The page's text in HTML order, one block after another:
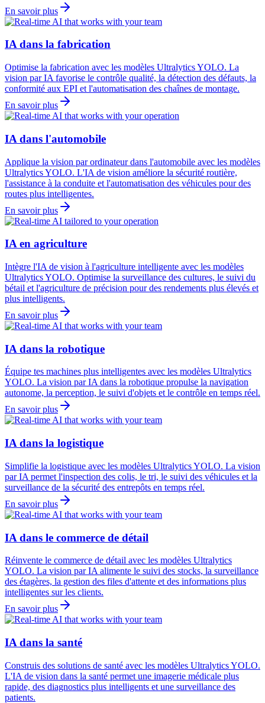
En savoir plus
IA dans la fabrication
Optimise la fabrication avec les modèles Ultralytics YOLO. La
vision par IA favorise le contrôle qualité, la détection des défauts, la
conformité aux EPI et l'automatisation des chaînes de montage.
En savoir plus
IA dans l'automobile
Applique la vision par ordinateur dans l'automobile avec les modèles
Ultralytics YOLO. L'IA de vision améliore la sécurité routière,
l'assistance à la conduite et l'automatisation des véhicules pour des
routes plus intelligentes.
En savoir plus
IA en agriculture
Intègre l'IA de vision à l'agriculture intelligente avec les modèles
Ultralytics YOLO. Optimise la surveillance des cultures, le suivi du
bétail et l'agriculture de précision pour des rendements plus élevés et
plus intelligents.
En savoir plus
IA dans la robotique
Équipe tes machines plus intelligentes avec les modèles Ultralytics
YOLO. La vision par IA dans la robotique propulse la navigation
autonome, la perception, le suivi d'objets et le contrôle en temps réel.
En savoir plus
IA dans la logistique
Simplifie la logistique avec les modèles Ultralytics YOLO. La vision
par IA permet l'inspection des colis, le tri, le suivi des véhicules et la
surveillance de la sécurité des entrepôts en temps réel.
En savoir plus
IA dans le commerce de détail
Réinvente le commerce de détail avec les modèles Ultralytics
YOLO. La vision par IA alimente le suivi des stocks, la surveillance
des étagères, la gestion des files d'attente et des informations plus
intelligentes sur les clients.
En savoir plus
IA dans la santé
Construis des solutions de santé avec les modèles Ultralytics YOLO.
L'IA de vision dans la santé permet une imagerie médicale plus
rapide, des diagnostics plus intelligents et une surveillance des
patients.